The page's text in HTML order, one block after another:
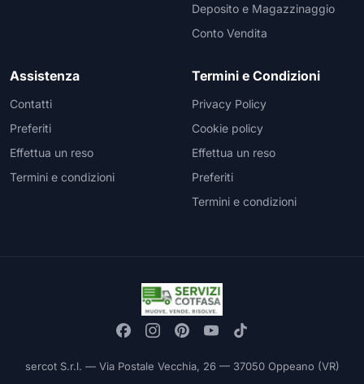
Deposito e Magazzinaggio
Conto Vendita
Assistenza
Contatti
Preferiti
Effettua un reso
Termini e condizioni
Termini e Condizioni
Privacy Policy
Cookie policy
Effettua un reso
Preferiti
Termini e condizioni
sercot S.r.l. — Via Postale Vecchia, 26 — 37050 Oppeano (VR)